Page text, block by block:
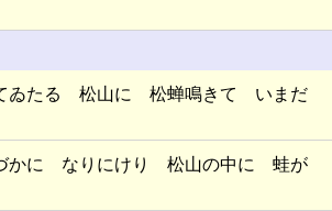
ゐたる 松山に 松蝉鳴きて いまだ
かに なりにけり 松山の中に 蛙が